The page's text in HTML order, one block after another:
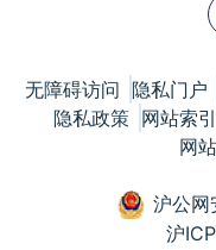
无障碍访问 隐私门户
隐私政策 网站索引
网
沪公
沪